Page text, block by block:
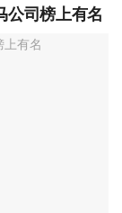
公司榜上有名